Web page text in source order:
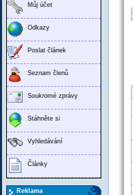
Můj účet
Odkazy
Poslat článek
Seznam členů
Soukromé zprávy
Stáhněte si
Vyhledávání
Články
Reklama